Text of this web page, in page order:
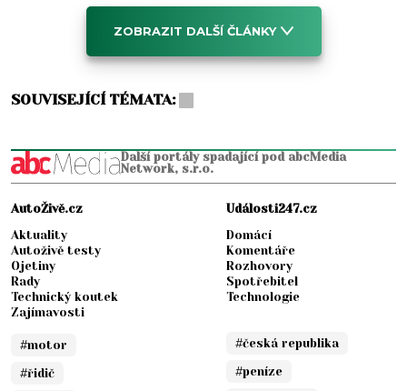
ZOBRAZIT DALŠÍ ČLÁNKY
SOUVISEJÍCÍ TÉMATA:
Další portály spadající pod abcMedia
Network, s.r.o.
AutoŽivě.cz
Aktuality
Autoživě testy
Ojetiny
Rady
Technický koutek
Zajímavosti
#motor
#řidič
Události247.cz
Domácí
Komentáře
Rozhovory
Spotřebitel
Technologie
#česká republika
#peníze